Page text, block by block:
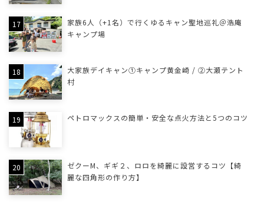
家族6人（+1名）で行くゆるキャン聖地巡礼＠浩庵
キャンプ場
大家族デイキャン①キャンプ黄金崎 / ②大瀬テント
村
ペトロマックスの簡単・安全な点火方法と5つのコツ
ゼクーM、ギギ２、ロロを綺麗に設営するコツ【綺
麗な四角形の作り方】